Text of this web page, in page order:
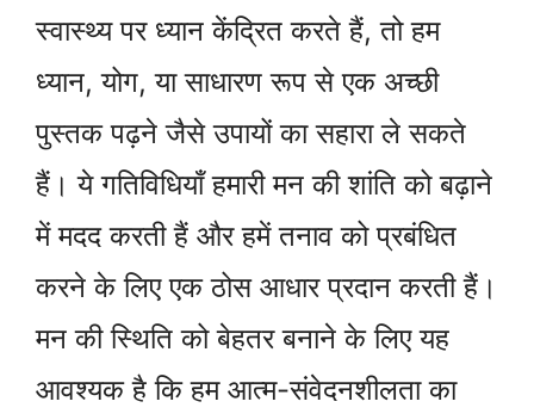
स्वास्थ्य पर ध्यान केंद्रित करते हैं, तो हम
ध्यान, योग, या साधारण रूप से एक अच्छी
पुस्तक पढ़ने जैसे उपायों का सहारा ले सकते
हैं। ये गतिविधियाँ हमारी मन की शांति को बढ़ाने
में मदद करती हैं और हमें तनाव को प्रबंधित
करने के लिए एक ठोस आधार प्रदान करती हैं।
मन की स्थिति को बेहतर बनाने के लिए यह
आवश्यक है कि हम आत्म-संवेदनशीलता का